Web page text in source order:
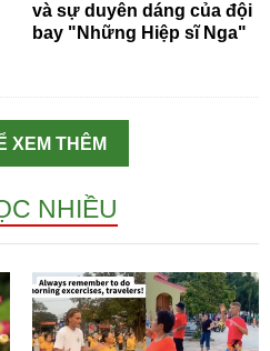
và sự duyên dáng của đội
bay "Những Hiệp sĩ Nga"
XEM THÊM
NHIỀU